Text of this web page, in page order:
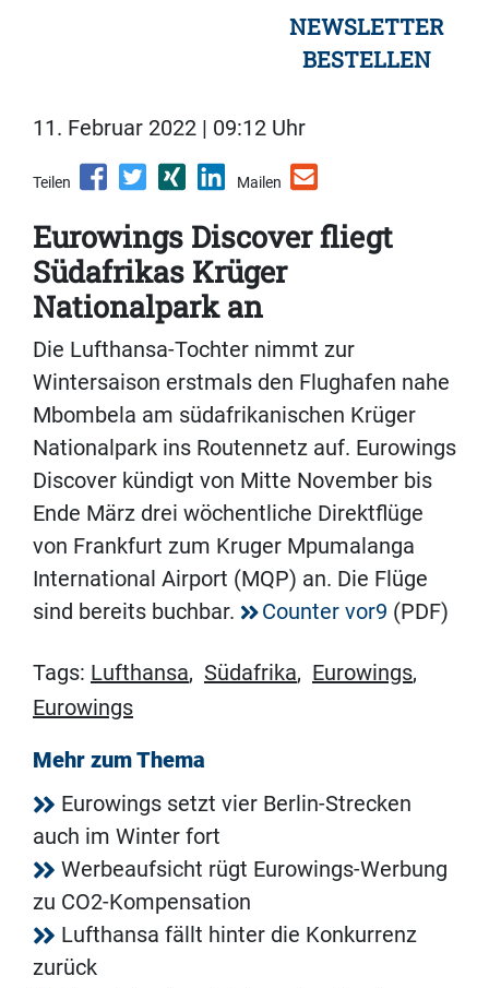
NEWSLETTER
BESTELLEN
11. Februar 2022 | 09:12 Uhr
Teilen Mailen
Eurowings Discover fliegt
Südafrikas Krüger
Nationalpark an
Die Lufthansa-Tochter nimmt zur
Wintersaison erstmals den Flughafen nahe
Mbombela am südafrikanischen Krüger
Nationalpark ins Routennetz auf. Eurowings
Discover kündigt von Mitte November bis
Ende März drei wöchentliche Direktflüge
von Frankfurt zum Kruger Mpumalanga
International Airport (MQP) an. Die Flüge
sind bereits buchbar.
Counter vor9 (PDF)
Tags: Lufthansa, Südafrika, Eurowings,
Eurowings
Mehr zum Thema
Eurowings setzt vier Berlin-Strecken
auch im Winter fort
Werbeaufsicht rügt Eurowings-Werbung
zu CO2-Kompensation
Lufthansa fällt hinter die Konkurrenz
zurück